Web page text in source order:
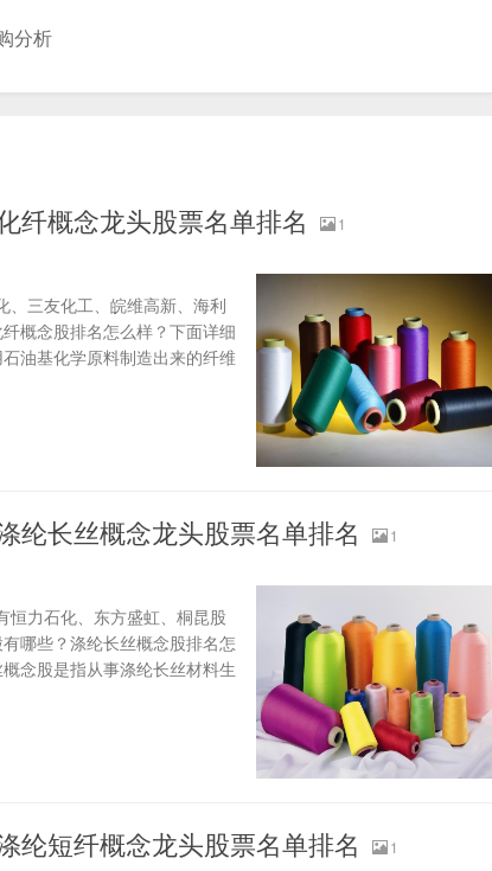
分析
纤概念龙头股票名单排名
1
、三友化工、皖维高新、海利
概念股排名怎么样？下面详细
油基化学原料制造出来的纤维
纶长丝概念龙头股票名单排名
1
恒力石化、东方盛虹、桐昆股
哪些？涤纶长丝概念股排名怎
念股是指从事涤纶长丝材料生
纶短纤概念龙头股票名单排名
1